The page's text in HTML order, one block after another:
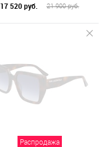
17 520 руб. 21 900 руб.
Распродажа